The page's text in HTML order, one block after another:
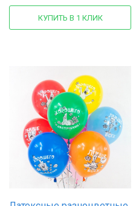
КУПИТЬ В 1 КЛИК